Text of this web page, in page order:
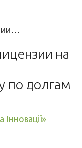
на
по долгам